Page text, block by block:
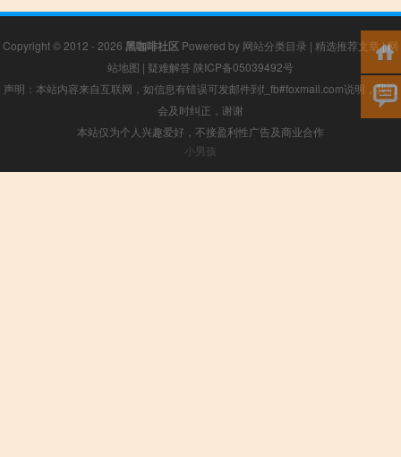
Copyright © 2012 - 2026 黑咖啡社区 Powered by 网站分类目录 | 精选推荐文章|网
站地图 | 疑难解答 陕ICP备05039492号
声明：本站内容来自互联网，如信息有错误可发邮件到f_fb#foxmail.com说明，我们
会及时纠正，谢谢
本站仅为个人兴趣爱好，不接盈利性广告及商业合作
小男孩